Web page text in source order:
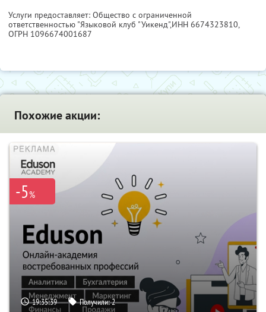
Услуги предоставляет: Общество с ограниченной
ответственностью "Языковой клуб "Уикенд",ИНН 6674323810,
ОГРН 1096674001687
Похожие акции:
-5%
19:35:38 Получили:2